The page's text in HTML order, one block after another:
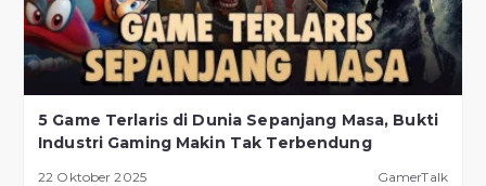
5 Game Terlaris di Dunia Sepanjang Masa, Bukti
Industri Gaming Makin Tak Terbendung
22 Oktober 2025 GamerTalk